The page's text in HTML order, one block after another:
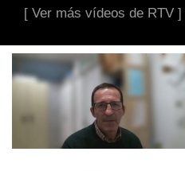
[ Ver más vídeos de RTV ]